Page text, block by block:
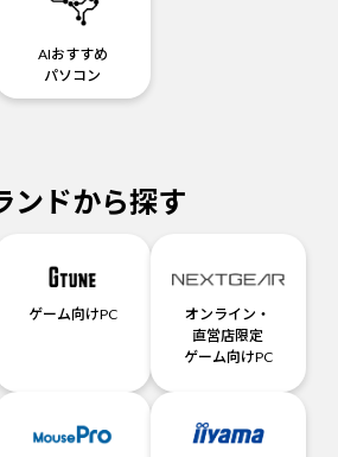
AIおすすめ
パソコン
ンドから探す
ゲーム向けPC
オンライン・
直営店限定
ゲーム向けPC